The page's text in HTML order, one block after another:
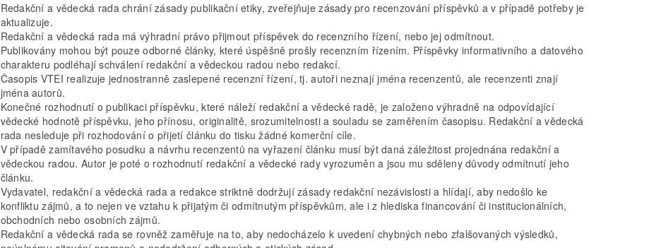
Redakční a vědecká rada chrání zásady publikační etiky, zveřejňuje zásady pro recenzování příspěvků a v případě potřeby je
aktualizuje.
Redakční a vědecká rada má výhradní právo přijmout příspěvek do recenzního řízení, nebo jej odmítnout.
Publikovány mohou být pouze odborné články, které úspěšně prošly recenzním řízením. Příspěvky informativního a datového
charakteru podléhají schválení redakční a vědeckou radou nebo redakcí.
Časopis VTEI realizuje jednostranně zaslepené recenzní řízení, tj. autoři neznají jména recenzentů, ale recenzenti znají
jména autorů.
Konečné rozhodnutí o publikaci příspěvku, které náleží redakční a vědecké radě, je založeno výhradně na odpovídající
vědecké hodnotě příspěvku, jeho přínosu, originalitě, srozumitelnosti a souladu se zaměřením časopisu. Redakční a vědecká
rada nesleduje při rozhodování o přijetí článku do tisku žádné komerční cíle.
V případě zamítavého posudku a návrhu recenzentů na vyřazení článku musí být daná záležitost projednána redakční a
vědeckou radou. Autor je poté o rozhodnutí redakční a vědecké rady vyrozuměn a jsou mu sděleny důvody odmítnutí jeho
článku.
Vydavatel, redakční a vědecká rada a redakce striktně dodržují zásady redakční nezávislosti a hlídají, aby nedošlo ke
konfliktu zájmů, a to nejen ve vztahu k přijatým či odmítnutým příspěvkům, ale i z hlediska financování či institucionálních,
obchodních nebo osobních zájmů.
Redakční a vědecká rada se rovněž zaměřuje na to, aby nedocházelo k uvedení chybných nebo zfalšovaných výsledků,